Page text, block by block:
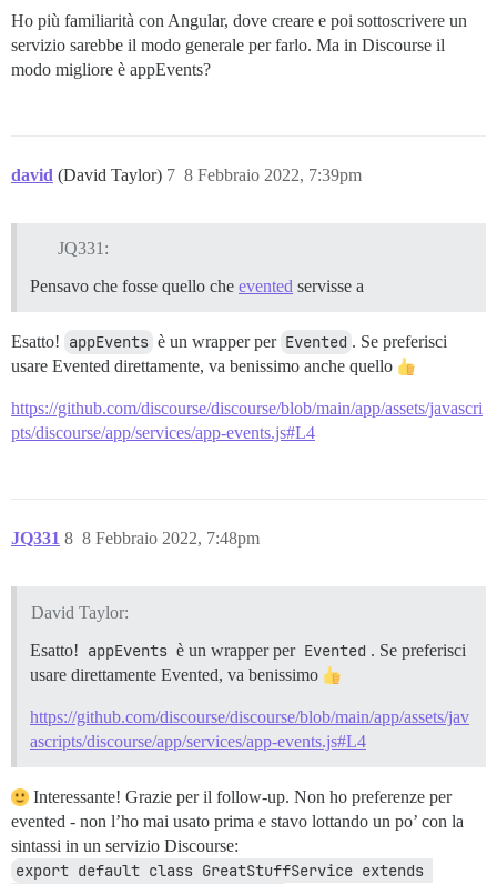
Ho più familiarità con Angular, dove creare e poi sottoscrivere un
servizio sarebbe il modo generale per farlo. Ma in Discourse il
modo migliore è appEvents?
david (David Taylor) 8 Febbraio 2022, 7:39pm
7
JQ331:
Pensavo che fosse quello che evented servisse a
Esatto! appEvents è un wrapper per Evented . Se preferisci
usare Evented direttamente, va benissimo anche quello
https://github.com/discourse/discourse/blob/main/app/assets/javascri
pts/discourse/app/services/app-events.js#L4
JQ331 8 Febbraio 2022, 7:48pm
8
David Taylor:
Esatto! appEvents è un wrapper per Evented . Se preferisci
usare direttamente Evented, va benissimo
https://github.com/discourse/discourse/blob/main/app/assets/jav
ascripts/discourse/app/services/app-events.js#L4
Interessante! Grazie per il follow-up. Non ho preferenze per
evented - non l’ho mai usato prima e stavo lottando un po’ con la
sintassi in un servizio Discourse:
export default class GreatStuffService extends